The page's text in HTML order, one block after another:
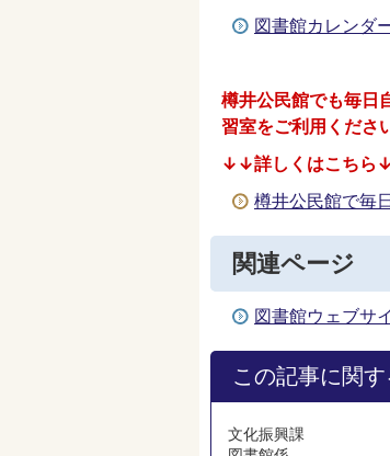
図書館カレンダ
樽井公民館でも毎日
習室をご利用くださ
↓↓詳しくはこちら
樽井公民館で毎
関連ページ
図書館ウェブサ
この記事に関
文化振興課